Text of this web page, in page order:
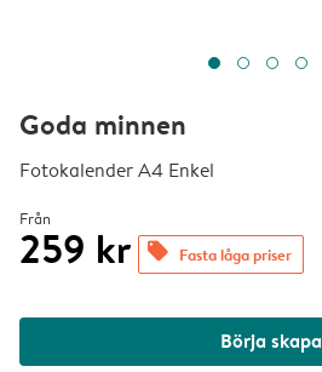
Goda minnen
Fotokalender A4 Enkel
Från
259 kr offers Fasta låga priser
Börja skapa